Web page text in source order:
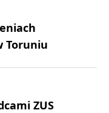
Toruniu
ZUS